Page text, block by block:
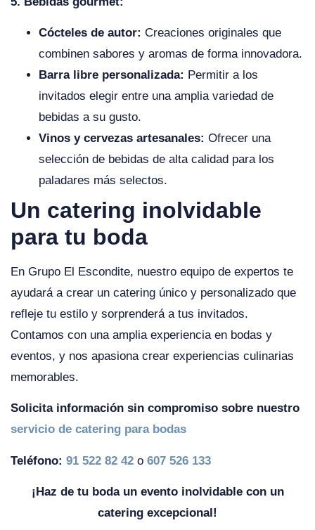
Cócteles de autor: Creaciones originales que
combinen sabores y aromas de forma innovadora.
Barra libre personalizada: Permitir a los
invitados elegir entre una amplia variedad de
bebidas a su gusto.
Vinos y cervezas artesanales: Ofrecer una
selección de bebidas de alta calidad para los
paladares más selectos.
Un catering inolvidable
para tu boda
En Grupo El Escondite, nuestro equipo de expertos te
ayudará a crear un catering único y personalizado que
refleje tu estilo y sorprenderá a tus invitados.
Contamos con una amplia experiencia en bodas y
eventos, y nos apasiona crear experiencias culinarias
memorables.
Solicita información sin compromiso sobre nuestro
servicio de catering para bodas
Teléfono: 91 522 82 42 o 607 526 133
¡Haz de tu boda un evento inolvidable con un
catering excepcional!